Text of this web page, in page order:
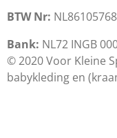
BTW Nr:
Bank: NL72 INGB
© 2020 Voor Kleine
babykleding en